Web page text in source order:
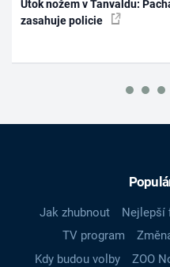
Útok nožem v Tanvaldu:
zasahuje policie
Jak zhubnout Nejlepší
TV program
Kdy budou volby
ZOO